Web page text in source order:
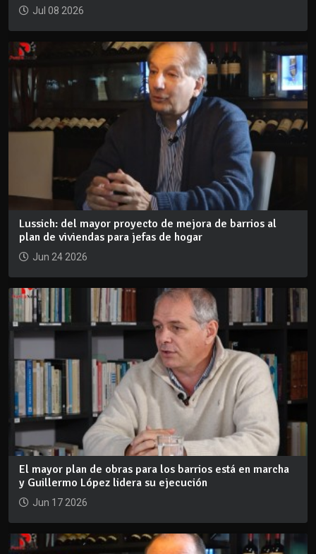
Jul 08 2026
Lussich: del mayor proyecto de mejora de barrios al
plan de viviendas para jefas de hogar
Jun 24 2026
El mayor plan de obras para los barrios está en marcha
y Guillermo López lidera su ejecución
Jun 17 2026